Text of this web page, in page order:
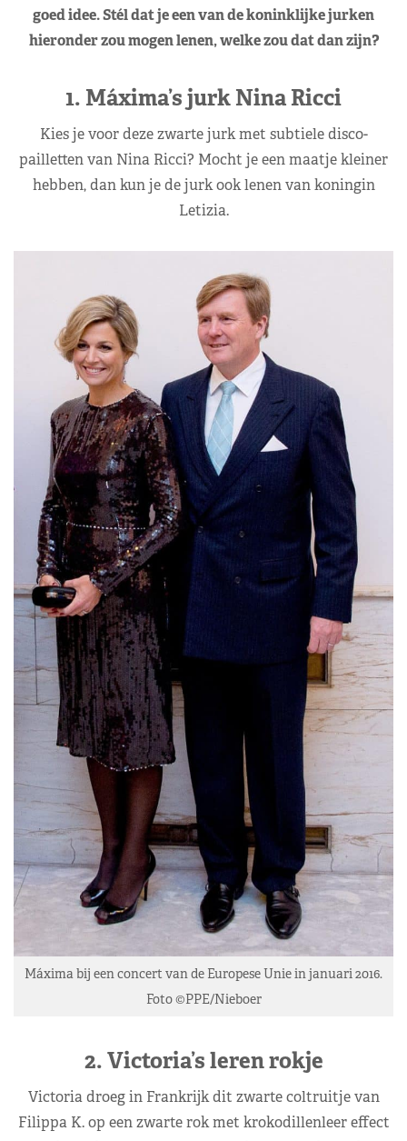
goed idee. Stél dat je een van de koninklijke jurken
hieronder zou mogen lenen, welke zou dat dan zijn?
1. Máxima’s jurk Nina Ricci
Kies je voor deze zwarte jurk met subtiele disco-
pailletten van Nina Ricci? Mocht je een maatje kleiner
hebben, dan kun je de jurk ook lenen van koningin
Letizia.
Máxima bij een concert van de Europese Unie in januari 2016.
Foto ©PPE/Nieboer
2. Victoria’s leren rokje
Victoria droeg in Frankrijk dit zwarte coltruitje van
Filippa K. op een zwarte rok met krokodillenleer effect